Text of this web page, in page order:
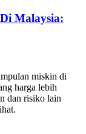
Malaysia:
miskin di
harga lebih
dan risiko lain